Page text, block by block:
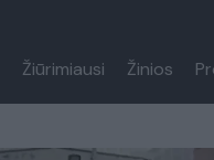
Žiūrimiausi Žinios